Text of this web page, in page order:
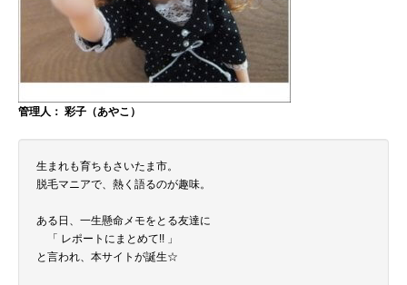
管理人： 彩子（あやこ）
生まれも育ちもさいたま市。
脱毛マニアで、熱く語るのが趣味。
ある日、一生懸命メモをとる友達に
「 レポートにまとめて!! 」
と言われ、本サイトが誕生☆